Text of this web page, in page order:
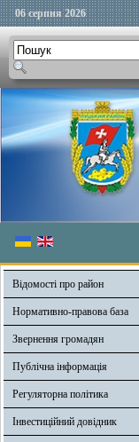
06 серпня 2026
Відомості про район
Нормативно-правова база
Звернення громадян
Публічна інформація
Регуляторна політика
Інвестиційний довідник